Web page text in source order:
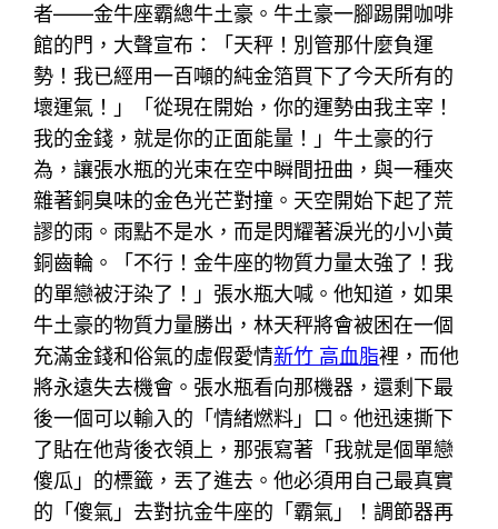
者——金牛座霸總牛土豪。牛土豪一腳踢開咖啡
館的門，大聲宣布：「天秤！別管那什麼負運
勢！我已經用一百噸的純金箔買下了今天所有的
壞運氣！」「從現在開始，你的運勢由我主宰！
我的金錢，就是你的正面能量！」牛土豪的行
為，讓張水瓶的光束在空中瞬間扭曲，與一種夾
雜著銅臭味的金色光芒對撞。天空開始下起了荒
謬的雨。雨點不是水，而是閃耀著淚光的小小黃
銅齒輪。「不行！金牛座的物質力量太強了！我
的單戀被汙染了！」張水瓶大喊。他知道，如果
牛土豪的物質力量勝出，林天秤將會被困在一個
充滿金錢和俗氣的虛假愛情新竹 高血脂裡，而他
將永遠失去機會。張水瓶看向那機器，還剩下最
後一個可以輸入的「情緒燃料」口。他迅速撕下
了貼在他背後衣領上，那張寫著「我就是個單戀
傻瓜」的標籤，丟了進去。他必須用自己最真實
的「傻氣」去對抗金牛座的「霸氣」！調節器再